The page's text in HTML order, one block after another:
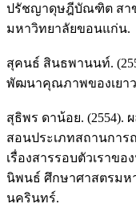
ปรัชญาดุษฎีบัณฑิต สา
มหาวิทยาลัยขอนแก่น.
สุคนธ์ สินธพานนท์.
พัฒนาคุณภาพของเยาว
สุธิพร ดาน้อย. (2554).
สอนประเภทสถานกา
เรื่องสารรอบตัวเราข
นิพนธ์ ศึกษาศาสตรมห
นครินทร์.